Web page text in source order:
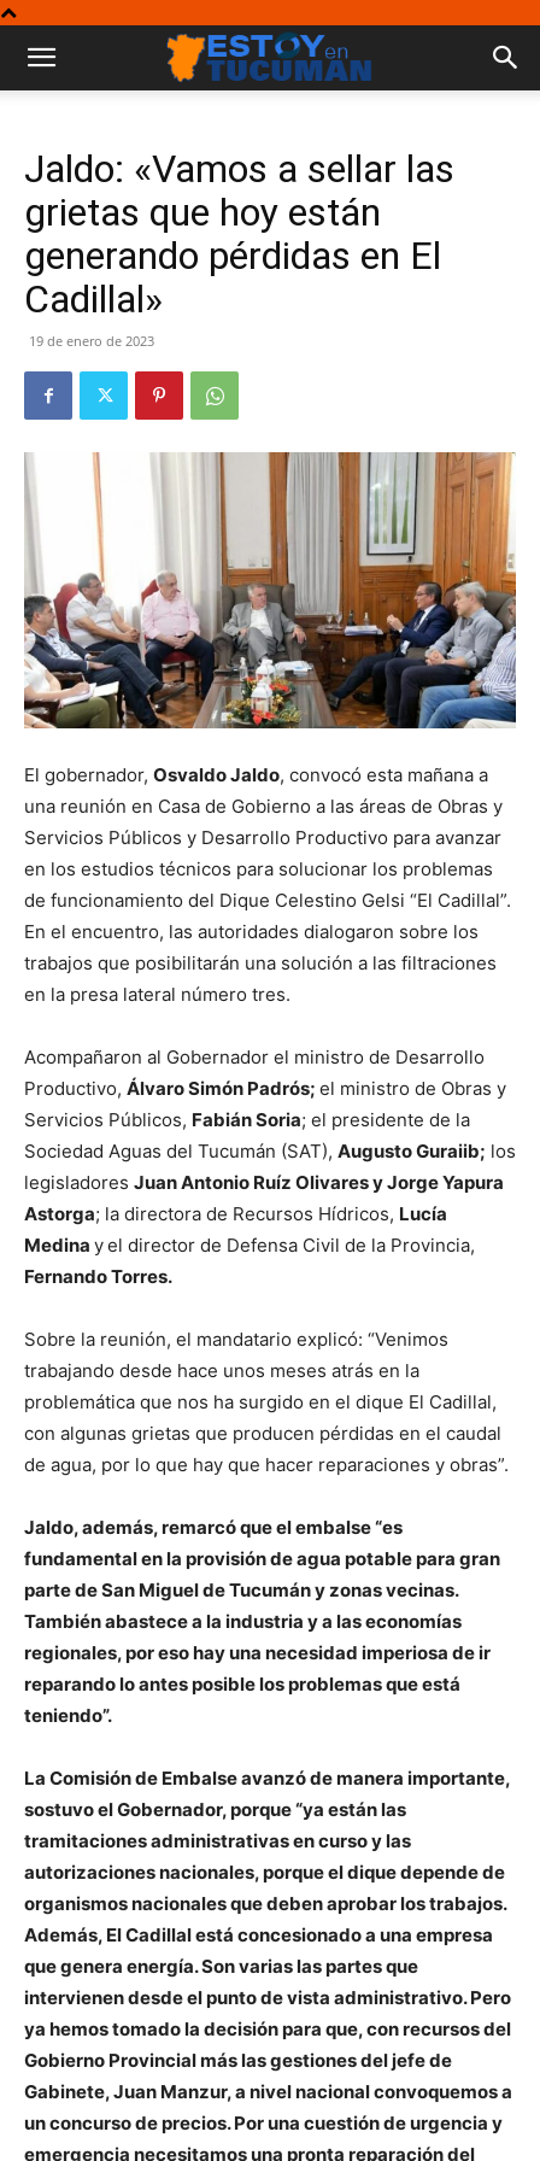
Jaldo: «Vamos a sellar las
grietas que hoy están
generando pérdidas en El
Cadillal»
19 de enero de 2023
El gobernador, Osvaldo Jaldo, convocó esta mañana a
una reunión en Casa de Gobierno a las áreas de Obras y
Servicios Públicos y Desarrollo Productivo para avanzar
en los estudios técnicos para solucionar los problemas
de funcionamiento del Dique Celestino Gelsi “El Cadillal”.
En el encuentro, las autoridades dialogaron sobre los
trabajos que posibilitarán una solución a las filtraciones
en la presa lateral número tres.
Acompañaron al Gobernador el ministro de Desarrollo
Productivo, Álvaro Simón Padrós; el ministro de Obras y
Servicios Públicos, Fabián Soria; el presidente de la
Sociedad Aguas del Tucumán (SAT), Augusto Guraiib; los
legisladores Juan Antonio Ruíz Olivares y Jorge Yapura
Astorga; la directora de Recursos Hídricos, Lucía
Medina yel director de Defensa Civil de la Provincia,
Fernando Torres.
Sobre la reunión, el mandatario explicó: “Venimos
trabajando desde hace unos meses atrás en la
problemática que nos ha surgido en el dique El Cadillal,
con algunas grietas que producen pérdidas en el caudal
de agua, por lo que hay que hacer reparaciones y obras”.
Jaldo, además, remarcó que el embalse “es
fundamental en la provisión de agua potable para gran
parte de San Miguel de Tucumán y zonas vecinas.
También abastece a la industria y a las economías
regionales, por eso hay una necesidad imperiosa de ir
reparando lo antes posible los problemas que está
teniendo”.
La Comisión de Embalse avanzó de manera importante,
sostuvo el Gobernador, porque “ya están las
tramitaciones administrativas en curso y las
autorizaciones nacionales, porque el dique depende de
organismos nacionales que deben aprobar los trabajos.
Además, El Cadillal está concesionado a una empresa
que genera energía. Son varias las partes que
intervienen desde el punto de vista administrativo. Pero
ya hemos tomado la decisión para que, con recursos del
Gobierno Provincial más las gestiones del jefe de
Gabinete, Juan Manzur, a nivel nacional convoquemos a
un concurso de precios. Por una cuestión de urgencia y
emergencia necesitamos una pronta reparación del